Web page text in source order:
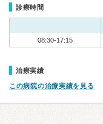
診療時間
08:30-17:15
治療実績
この病院の治療実績を見る